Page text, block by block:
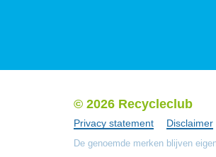
© 2026 Recycleclub
Privacy statement Disclaimer
De genoemde merken blijven